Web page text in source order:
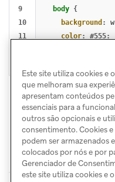
9
10
11
body {
background :
color: #555;
Este site utiliza cookies e
que melhoram sua
apresentam conteúdos
essenciais para a
outros são opcionais e
consentimento. Cookies
podem ser armazenados
colocados por nós e por
Gerenciador de
este site utiliza cookies e